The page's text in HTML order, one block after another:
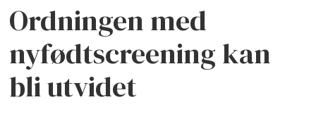
Ordningen med
nyfødtscreening kan
bli utvidet